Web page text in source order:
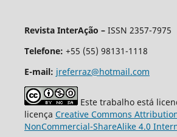
Revista InterAção – ISSN 2357-7975
Telefone: +55 (55) 98131-1118
E-mail: jreferraz@hotmail.com
Este trabalho está
licença Creative Commons
NonCommercial-ShareAlike 4.0